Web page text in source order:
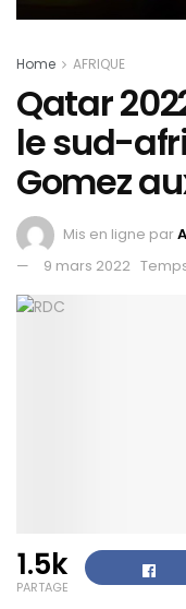
Home AFRIQUE
Qatar
le sud-
Gomez
Mis en ligne par
9 mars 2022
1.5k
PARTAGE